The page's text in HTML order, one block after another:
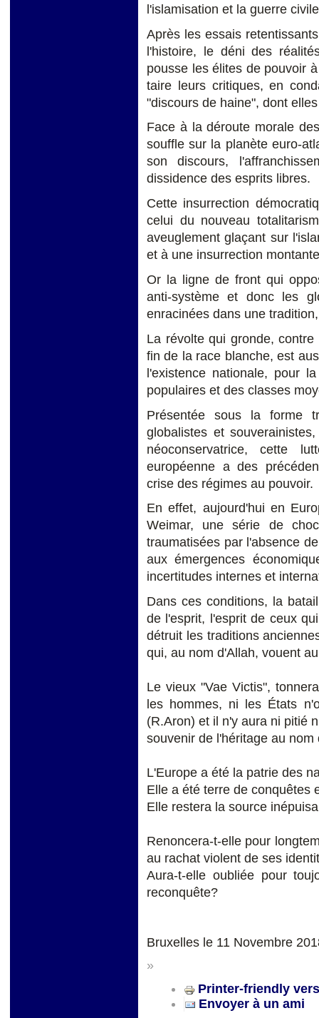
l'islamisation et la guerre
Après les essais
l'histoire, le déni des
pousse les élites de pouvoir
taire leurs critiques, en
"discours de haine", dont
Face à la déroute morale
souffle sur la planète euro-
son discours,
dissidence des esprits libres.
Cette insurrection
celui du nouveau
aveuglement glaçant sur
et à une insurrection
Or la ligne de front qui
anti-système et donc les
enracinées dans une
La révolte qui gronde,
fin de la race blanche, est
l'existence nationale, pour
populaires et des classes
Présentée sous la forme
globalistes et
néoconservatrice, cette
européenne a des
crise des régimes au pouvoir.
En effet, aujourd'hui en
Weimar, une série de
traumatisées par l'absence
aux émergences
incertitudes internes et
Dans ces conditions, la
de l'esprit, l'esprit de ceux
détruit les traditions
qui, au nom d'Allah, vouent
Le vieux "Vae Victis",
les hommes, ni les États
(R.Aron) et il n'y aura ni pitié
souvenir de l'héritage au nom
L'Europe a été la patrie des
Elle a été terre de conquêtes
Elle restera la source
Renoncera-t-elle pour
au rachat violent de ses
Aura-t-elle oubliée pour
reconquête?
Bruxelles le 11 Novembre
»
Printer-friendly
Envoyer à un ami